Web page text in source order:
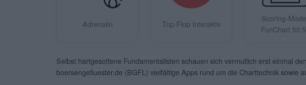
Adrenalin Top-Flop Interaktiv
Scoring-
FunChart
Selbst hartgesottene Fundamentalisten schauen sich vermutlich erst einmal
boersengefluester.de (BGFL) vielfältige Apps rund um die Charttechnik sowie